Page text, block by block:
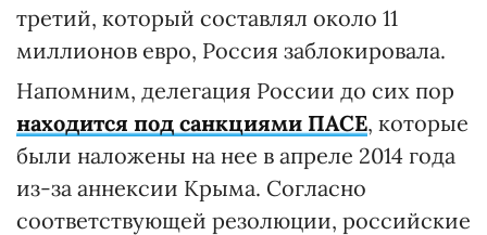
третий, который составлял около 11
миллионов евро, Россия заблокировала.
Напомним, делегация России до сих пор
находится под санкциями ПАСЕ, которые
были наложены на нее в апреле 2014 года
из-за аннексии Крыма. Согласно
соответствующей резолюции, российские